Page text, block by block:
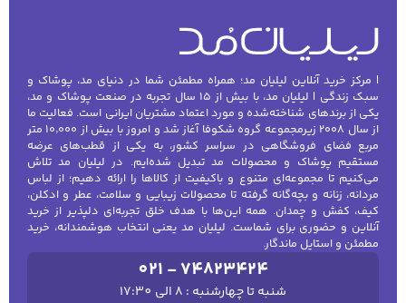
| مرکز خرید آنلاین لیلیان مد؛ همراه مطمئن شما در دنیای مد، پوشاک و
سبک زندگی | لیلیان مد، با بیش از ۱۵ سال تجربه در صنعت پوشاک و مد،
یکی از برندهای شناخته‌شده و مورد اعتماد مشتریان ایرانی است. فعالیت ما
از سال ۲۰۰۸ زیرمجموعه گروه شکوفا آغاز شد و امروز با بیش از ۱۰٬۰۰۰ متر
مربع فضای فروشگاهی در سراسر کشور، به یکی از قطب‌های عرضه
مستقیم پوشاک و محصولات مد تبدیل شده‌ایم. در لیلیان مد تلاش
می‌کنیم تا مجموعه‌ای متنوع و باکیفیت از کالاها را ارائه دهیم؛ از لباس
مردانه، زنانه و بچه‌گانه گرفته تا محصولات زیبایی و سلامت، عطر و ادکلن،
کیف، کفش و چمدان. همه این‌ها با هدف خلق تجربه‌ای دلپذیر از خرید
آنلاین و حضوری برای شماست. لیلیان مد یعنی انتخاب هوشمندانه، خرید
مطمئن و استایل ماندگار.
021 - 74823424
شنبه تا چهارشنبه : 8 الی 17:30